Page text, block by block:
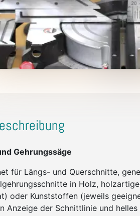
Gehrungssäge
für Längs- und Querschnitte,
in Holz,
oder Kunststoffen (jeweils
Anzeige der Schnittlinie und